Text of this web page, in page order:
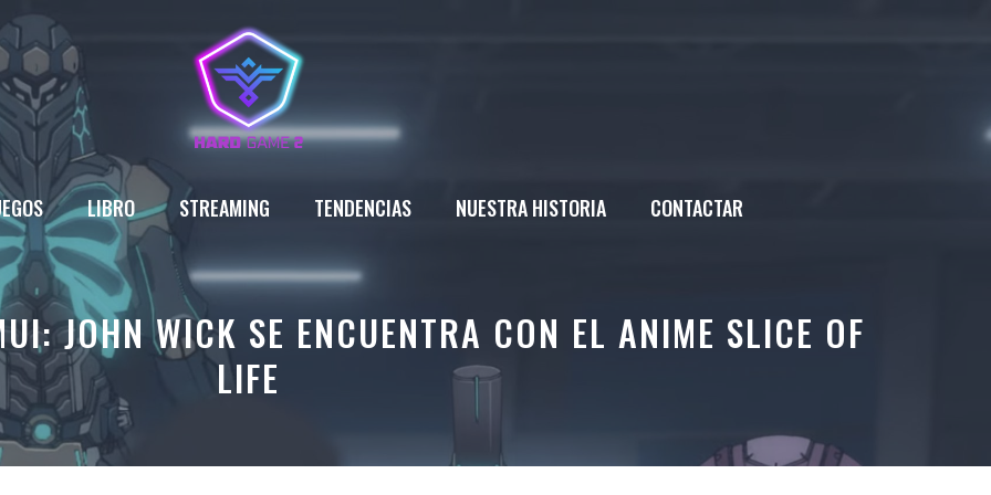
LIBRO STREAMING TENDENCIAS NUESTRA HISTORIA CONTACTAR
JOHN WICK SE ENCUENTRA CON EL ANIME SLICE OF
LIFE